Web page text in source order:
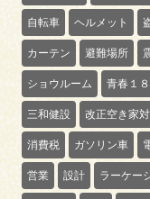
自転車 ヘルメット
カーテン 避難場所
ショウルーム 青春１
三和健設 改正空き家
消費税 ガソリン車
営業 設計 ラーケー